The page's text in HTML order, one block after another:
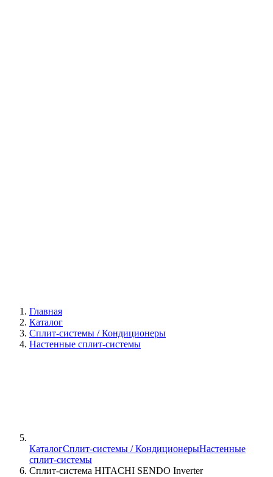
Главная
Каталог
Сплит-системы / Кондиционеры
Настенные сплит-системы
КаталогСплит-системы / КондиционерыНастенные
сплит-системы
Сплит-система HITACHI SENDO Inverter